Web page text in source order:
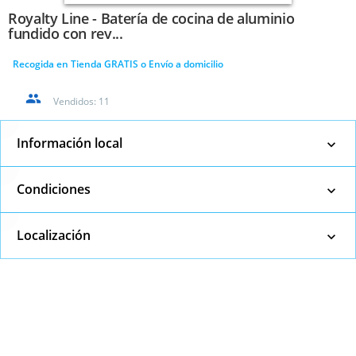
Royalty Line - Batería de cocina de aluminio
fundido con rev...
Recogida en Tienda GRATIS o Envío a domicilio
Vendidos: 11
Información local
Condiciones
Localización